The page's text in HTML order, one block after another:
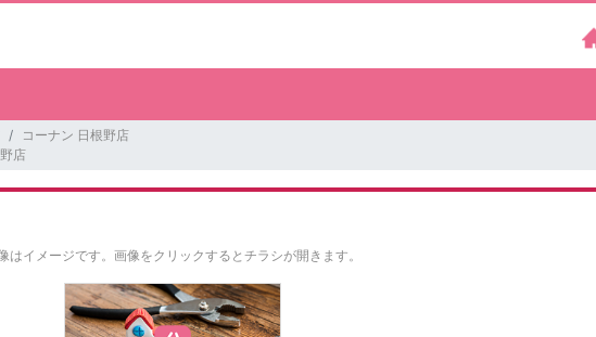
コーナン 日根野店
店
はイメージです。 画像をクリックするとチラシが開きます。